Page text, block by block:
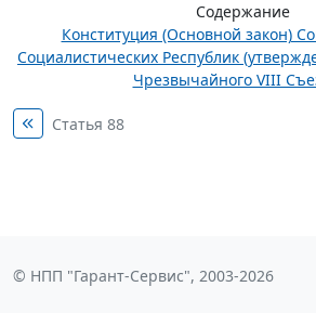
Содержание
Конституция (Основной закон)
Социалистических Республик
Чрезвычайного VIII
Статья 88
© НПП "Гарант-Сервис", 2003-2026